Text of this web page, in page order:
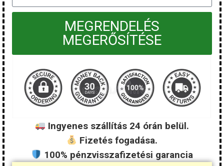
MEGRENDELÉS
MEGERŐSÍTÉSE
Ingyenes szállítás 24 órán belül.
Fizetés fogadása.
100% pénzvisszafizetési garancia